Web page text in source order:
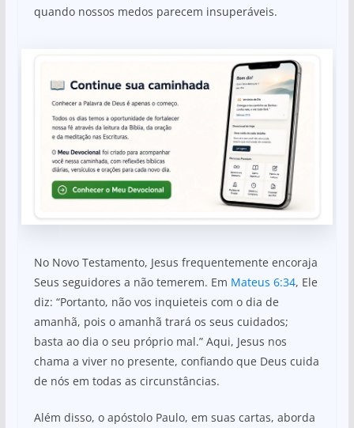
quando nossos medos parecem insuperáveis.
No Novo Testamento, Jesus frequentemente encoraja
Seus seguidores a não temerem. Em Mateus 6:34, Ele
diz: “Portanto, não vos inquieteis com o dia de
amanhã, pois o amanhã trará os seus cuidados;
basta ao dia o seu próprio mal.” Aqui, Jesus nos
chama a viver no presente, confiando que Deus cuida
de nós em todas as circunstâncias.
Além disso, o apóstolo Paulo, em suas cartas, aborda